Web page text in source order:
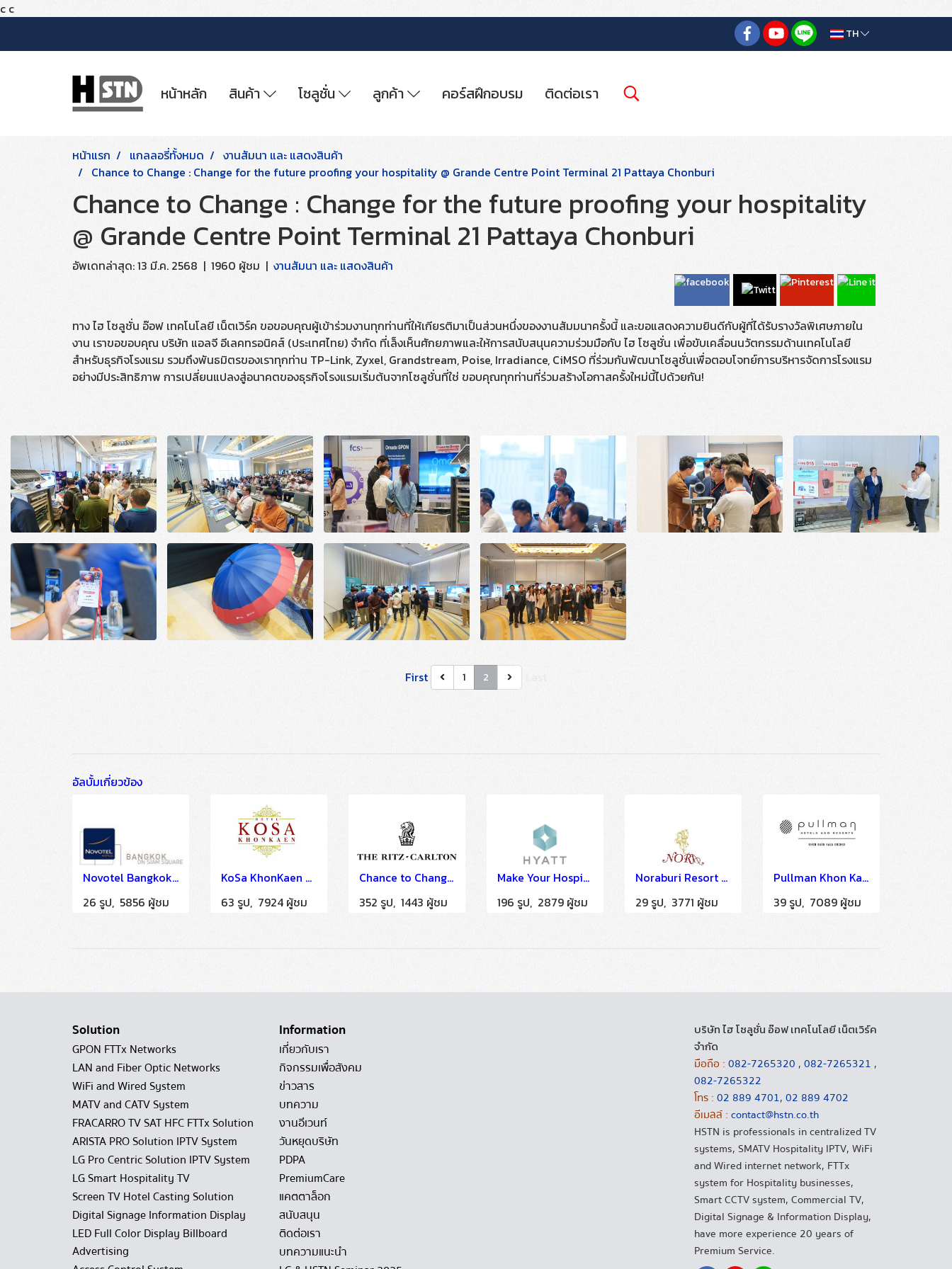
c c
TH
หน้าหลัก สินค้า โซลูชั่น ลูกค้า คอร์สฝึกอบรม ติดต่อเรา
หน้าแรก แกลลอรี่ทั้งหมด
งานสัมนา และ แสดงสินค้า
Chance to Change : Change for the future proofing your hospitality @ Grande Centre Point Terminal 21 Pattaya Chonburi
Chance to Change : Change for the future proofing your hospitality
@ Grande Centre Point Terminal 21 Pattaya Chonburi
อัพเดทล่าสุด: 13 มี.ค. 2568 | 1960 ผู้ชม | งานสัมนา และ แสดงสินค้า
ทาง ไฮ โซลูชั่น อ๊อฟ เทคโนโลยี เน็ตเวิร์ค ขอขอบคุณผู้เข้าร่วมงานทุกท่านที่ให้เกียรติมาเป็นส่วนหนึ่งของงานสัมมนาครั้งนี้ และขอแสดงความยินดีกับผู้ที่ได้รับรางวัลพิเศษภายใน
งาน เราขอขอบคุณ บริษัท แอลจี อีเลคทรอนิคส์ (ประเทศไทย) จำกัด ที่เล็งเห็นศักยภาพและให้การสนับสนุนความร่วมมือกับ ไฮ โซลูชั่น เพื่อขับเคลื่อนนวัตกรรมด้านเทคโนโลยี
สำหรับธุรกิจโรงแรม รวมถึงพันธมิตรของเราทุกท่าน TP-Link, Zyxel, Grandstream, Poise, Irradiance, CiMSO ที่ร่วมกันพัฒนาโซลูชั่นเพื่อตอบโจทย์การบริหารจัดการโรงแรม
อย่างมีประสิทธิภาพ การเปลี่ยนแปลงสู่อนาคตของธุรกิจโรงแรมเริ่มต้นจากโซลูชั่นที่ใช่ ขอบคุณทุกท่านที่ร่วมสร้างโอกาสครั้งใหม่นี้ไปด้วยกัน!
First 1 2
อัลบั้มเกี่ยวข้อง
Novotel Bangkok Siam Square
26 รูป, 5856 ผู้ชม
KoSa KhonKaen 05/08/59
63 รูป, 7924 ผู้ชม
Chance to Change : Change for the future proofing your hospitality @ The Ritz-Carlton Ballroom 2 4th Floor Bangkok
352 รูป, 1443 ผู้ชม
Make Your Hospitality Solution to Co-Topia @ Hyatt Regency HUA-HIN
196 รูป, 2879 ผู้ชม
Noraburi Resort and Spa Smui
29 รูป, 3771 ผู้ชม
Pullman Khon Kaen 19/08/59
39 รูป, 7089 ผู้ชม
Solution
GPON FTTx Networks
LAN and Fiber Optic Networks
WiFi and Wired System
MATV and CATV System
FRACARRO TV SAT HFC FTTx Solution
ARISTA PRO Solution IPTV System
LG Pro Centric Solution IPTV System
LG Smart Hospitality TV
Screen TV Hotel Casting Solution
Digital Signage Information Display
LED Full Color Display Billboard
Advertising
Information
เกี่ยวกับเรา
กิจกรรมเพื่อสังคม
ข่าวสาร
บทความ
งานอีเวนท์
วันหยุดบริษัท
PDPA
PremiumCare
แคตตาล็อก
สนับสนุน
ติดต่อเรา
บทความแนะนำ
บริษัท ไฮ โซลูชั่น อ๊อฟ เทคโนโลยี เน็ตเวิร์ค
จำกัด
มือถือ : 082-7265320 , 082-7265321 ,
082-7265322
โทร : 02 889 4701, 02 889 4702
อีเมลล์ : contact@hstn.co.th
HSTN is professionals in centralized TV
systems, SMATV Hospitality IPTV, WiFi
and Wired internet network, FTTx
system for Hospitality businesses,
Smart CCTV system, Commercial TV,
Digital Signage & Information Display,
have more experience 20 years of
Premium Service.